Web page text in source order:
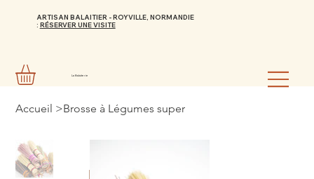
ARTISAN BALAITIER - ROYVILLE, NORMANDIE
: RÉSERVER UNE VISITE
La Balaiterie
Accueil >Brosse à Légumes super